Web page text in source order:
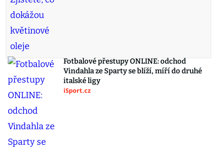
Fotbalové přestupy ONLINE: odchod
Vindahla ze Sparty se blíží, míří do druhé
italské ligy
iSport.cz